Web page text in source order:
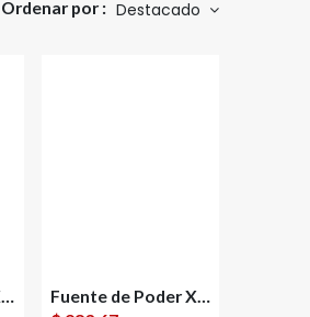
Ordenar por : Destacado
Fuente de Poder XPG XPG PYLON 80 PLUS Bronze ATX, 24-pin ATX, 120mm, 750W
Fuente de Poder XPG PYLON II 80 PLUS Bronze ATX, Semi-Modular, 24-pin ATX, 12VHPWR, 135mm, 650W